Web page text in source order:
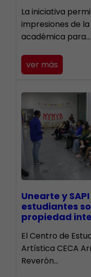
La iniciativa
impresiones de
académica para…
ver más
Unearte y
estudiantes
propiedad
El Centro de
Artística CECA
Reverón…